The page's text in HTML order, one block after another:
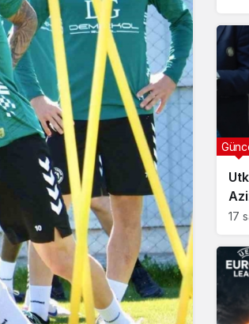
17